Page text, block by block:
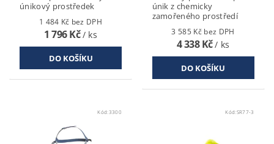
únikový prostředek
1 484 Kč bez DPH
1 796 Kč/ ks
únik z chemicky
zamořeného prostředí
3 585 Kč bez DPH
4 338 Kč/ ks
Kód: 3300 Kód: SR77-3